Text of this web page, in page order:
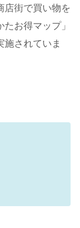
店街で買い物を
お得マップ」
施されていま